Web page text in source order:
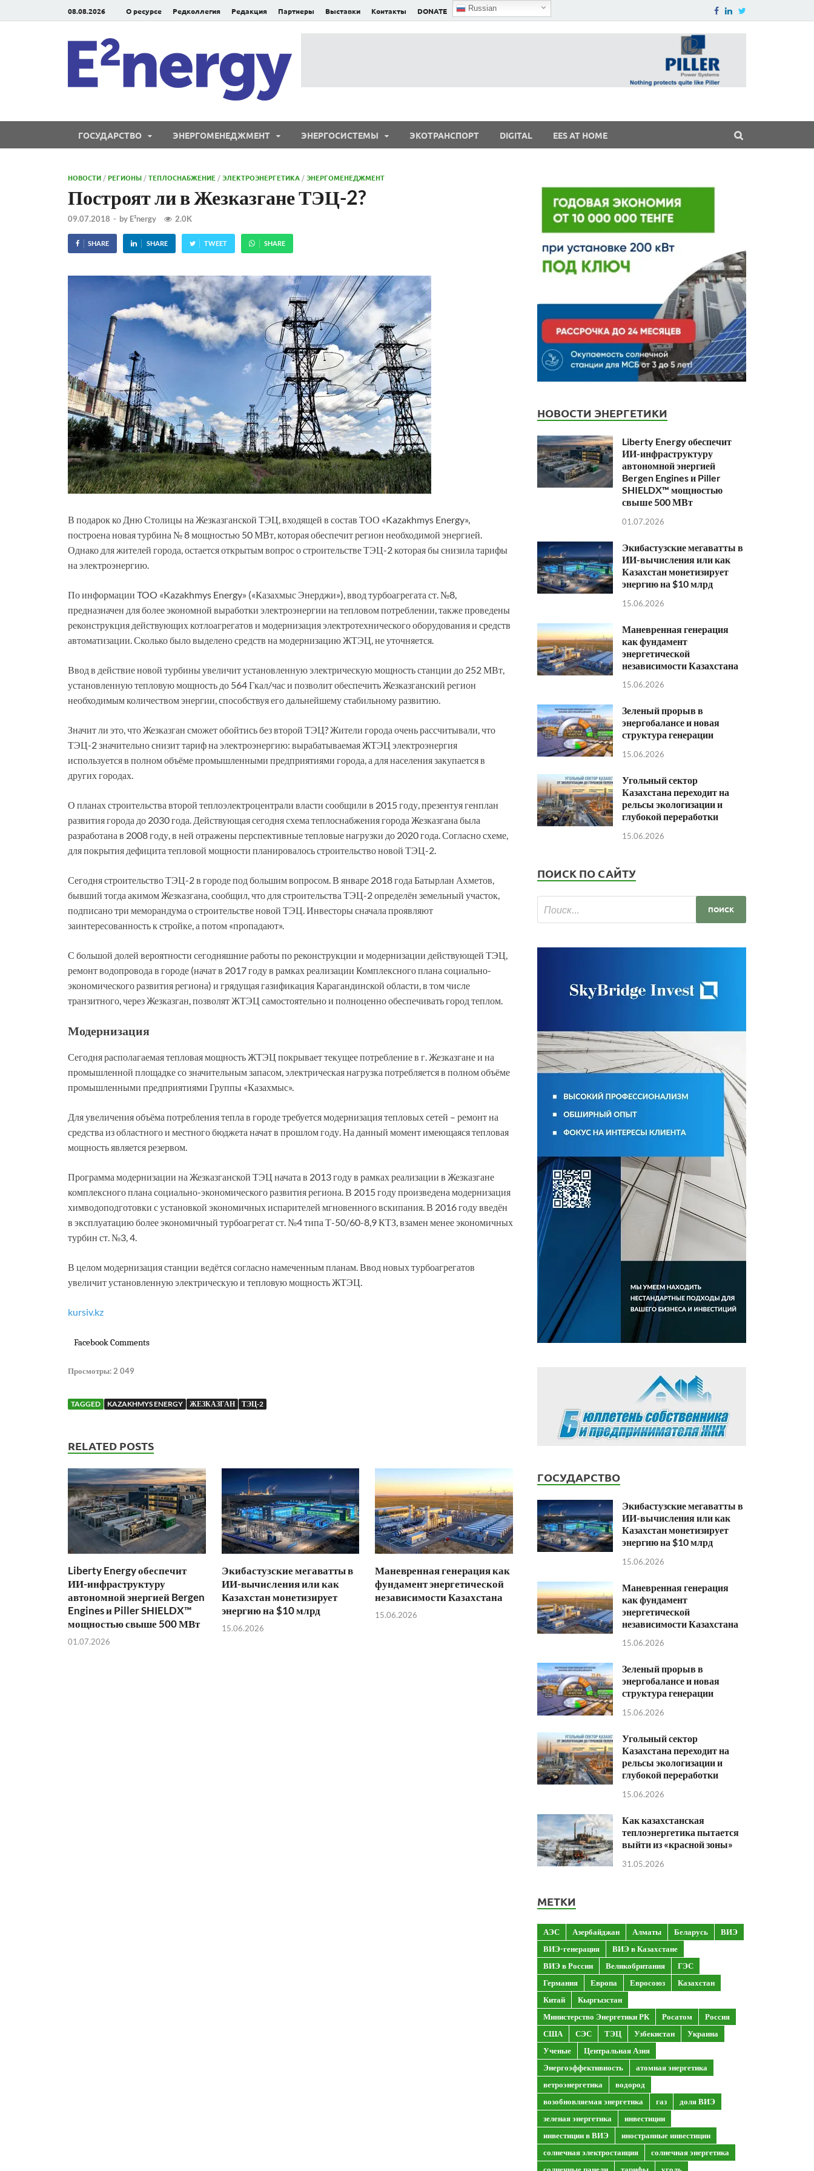
08.08.2026 О ресурсе Редколлегия Редакция Партнеры Выставки Контакты DONATE Russian
ГОСУДАРСТВО ЭНЕРГОМЕНЕДЖМЕНТ ЭНЕРГОСИСТЕМЫ ЭКОТРАНСПОРТ DIGITAL EES AT HOME
НОВОСТИ /РЕГИОНЫ /ТЕПЛОСНАБЖЕНИЕ /ЭЛЕКТРОЭНЕРГЕТИКА /ЭНЕРГОМЕНЕДЖМЕНТ
Построят ли в Жезказгане ТЭЦ-2?
09.07.2018 - by E²nergy 2.0K
SHARE SHARE TWEET SHARE
В подарок ко Дню Столицы на Жезказганской ТЭЦ, входящей в состав ТОО «Kazakhmys Energy»,
построена новая турбина № 8 мощностью 50 МВт, которая обеспечит регион необходимой энергией.
Однако для жителей города, остается открытым вопрос о строительстве ТЭЦ-2 которая бы снизила тарифы
на электроэнергию.
По информации TOO «Kazakhmys Energy» («Казахмыс Энерджи»), ввод турбоагрегата ст. №8,
предназначен для более экономной выработки электроэнергии на тепловом потреблении, также проведены
реконструкция действующих котлоагрегатов и модернизация электротехнического оборудования и средств
автоматизации. Сколько было выделено средств на модернизацию ЖТЭЦ, не уточняется.
Ввод в действие новой турбины увеличит установленную электрическую мощность станции до 252 МВт,
установленную тепловую мощность до 564 Гкал/час и позволит обеспечить Жезказганский регион
необходимым количеством энергии, способствуя его дальнейшему стабильному развитию.
Значит ли это, что Жезказган сможет обойтись без второй ТЭЦ? Жители города очень рассчитывали, что
ТЭЦ-2 значительно снизит тариф на электроэнергию: вырабатываемая ЖТЭЦ электроэнергия
используется в полном объёме промышленными предприятиями города, а для населения закупается в
других городах.
О планах строительства второй теплоэлектроцентрали власти сообщили в 2015 году, презентуя генплан
развития города до 2030 года. Действующая сегодня схема теплоснабжения города Жезказгана была
разработана в 2008 году, в ней отражены перспективные тепловые нагрузки до 2020 года. Согласно схеме,
для покрытия дефицита тепловой мощности планировалось строительство новой ТЭЦ-2.
Сегодня строительство ТЭЦ-2 в городе под большим вопросом. В январе 2018 года Батырлан Ахметов,
бывший тогда акимом Жезказгана, сообщил, что для строительства ТЭЦ-2 определён земельный участок,
подписано три меморандума о строительстве новой ТЭЦ. Инвесторы сначала проявляют
заинтересованность к стройке, а потом «пропадают».
С большой долей вероятности сегодняшние работы по реконструкции и модернизации действующей ТЭЦ,
ремонт водопровода в городе (начат в 2017 году в рамках реализации Комплексного плана социально-
экономического развития региона) и грядущая газификация Карагандинской области, в том числе
транзитного, через Жезказган, позволят ЖТЭЦ самостоятельно и полноценно обеспечивать город теплом.
Модернизация
Сегодня располагаемая тепловая мощность ЖТЭЦ покрывает текущее потребление в г. Жезказгане и на
промышленной площадке со значительным запасом, электрическая нагрузка потребляется в полном объёме
промышленными предприятиями Группы «Казахмыс».
Для увеличения объёма потребления тепла в городе требуется модернизация тепловых сетей – ремонт на
средства из областного и местного бюджета начат в прошлом году. На данный момент имеющаяся тепловая
мощность является резервом.
Программа модернизации на Жезказганской ТЭЦ начата в 2013 году в рамках реализации в Жезказгане
комплексного плана социально-экономического развития региона. В 2015 году произведена модернизация
химводоподготовки с установкой экономичных испарителей мгновенного вскипания. В 2016 году введён
в эксплуатацию более экономичный турбоагрегат ст. №4 типа Т-50/60-8,9 КТЗ, взамен менее экономичных
турбин ст. №3, 4.
В целом модернизация станции ведётся согласно намеченным планам. Ввод новых турбоагрегатов
увеличит установленную электрическую и тепловую мощность ЖТЭЦ.
kursiv.kz
Facebook Comments
Просмотры: 2 049
TAGGED KAZAKHMYS ENERGY ЖЕЗКАЗГАН ТЭЦ-2
RELATED POSTS
Liberty Energy обеспечит
ИИ-инфраструктуру
автономной энергией Bergen
Engines и Piller SHIELDX™
мощностью свыше 500 МВт
01.07.2026
Экибастузские мегаватты в
ИИ-вычисления или как
Казахстан монетизирует
энергию на $10 млрд
15.06.2026
Маневренная генерация как
фундамент энергетической
независимости Казахстана
15.06.2026
НОВОСТИ ЭНЕРГЕТИКИ
Liberty Energy обеспечит
ИИ-инфраструктуру
автономной энергией
Bergen Engines и Piller
SHIELDX™ мощностью
свыше 500 МВт
01.07.2026
Экибастузские мегаватты в
ИИ-вычисления или как
Казахстан монетизирует
энергию на $10 млрд
15.06.2026
Маневренная генерация
как фундамент
энергетической
независимости Казахстана
15.06.2026
Зеленый прорыв в
энергобалансе и новая
структура генерации
15.06.2026
Угольный сектор
Казахстана переходит на
рельсы экологизации и
глубокой переработки
15.06.2026
ПОИСК ПО САЙТУ
ГОСУДАРСТВО
Экибастузские мегаватты в
ИИ-вычисления или как
Казахстан монетизирует
энергию на $10 млрд
15.06.2026
Маневренная генерация
как фундамент
энергетической
независимости Казахстана
15.06.2026
Зеленый прорыв в
энергобалансе и новая
структура генерации
15.06.2026
Угольный сектор
Казахстана переходит на
рельсы экологизации и
глубокой переработки
15.06.2026
Как казахстанская
теплоэнергетика пытается
выйти из «красной зоны»
31.05.2026
МЕТКИ
АЭС Азербайджан Алматы Беларусь
ВИЭ
ВИЭ-генерация
ВИЭ в Казахстане
ВИЭ в России
Великобритания
ГЭС
Германия
Европа Евросоюз
Казахстан
Китай
Кыргызстан
Министерство Энергетики РК
Росатом
Россия
США
СЭС ТЭЦ Узбекистан
Украина
Ученые
Центральная Азия
Энергоэффективность
атомная энергетика
ветроэнергетика
водород
возобновляемая энергетика
газ
доля ВИЭ
зеленая энергетика
инвестиции
инвестиции в ВИЭ
иностранные инвестиции
солнечная электростанция
солнечная энергетика
солнечные панели
тарифы уголь